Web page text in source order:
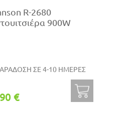
R-2680
900W
ΣΕ 4-10 ΗΜΕΡΕΣ
€